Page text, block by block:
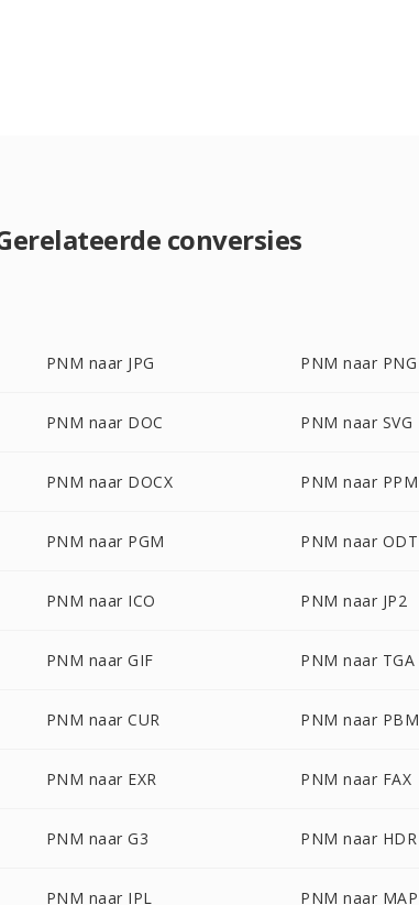
conversies
PNM naar JPG PNM naar PNG
PNM naar DOC PNM naar SVG
PNM naar DOCX PNM naar PPM
PNM naar PGM PNM naar ODT
PNM naar ICO PNM naar JP2
PNM naar GIF PNM naar TGA
PNM naar CUR PNM naar PBM
PNM naar EXR PNM naar FAX
PNM naar G3 PNM naar HDR
PNM naar IPL PNM naar MAP